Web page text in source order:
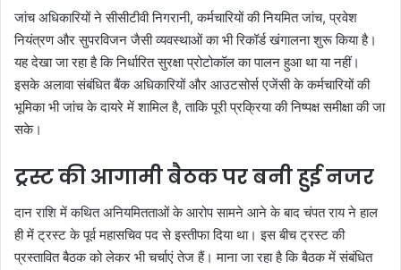
जांच अधिकारियों ने सीसीटीवी निगरानी, कर्मचारियों की नियमित जांच, प्रवेश
नियंत्रण और सुपरविजन जैसी व्यवस्थाओं का भी रिकॉर्ड खंगालना शुरू किया है।
यह देखा जा रहा है कि निर्धारित सुरक्षा प्रोटोकॉल का पालन हुआ था या नहीं।
इसके अलावा संबंधित बैंक अधिकारियों और आउटसोर्स एजेंसी के कर्मचारियों की
भूमिका भी जांच के दायरे में शामिल है, ताकि पूरी प्रक्रिया की निष्पक्ष समीक्षा की जा
सके।
ट्रस्ट की आगामी बैठक पर बनी हुई नजर
दान राशि में कथित अनियमितताओं के आरोप सामने आने के बाद चंपत राय ने हाल
ही में ट्रस्ट के पूर्व महासचिव पद से इस्तीफा दिया था। इस बीच ट्रस्ट की
प्रस्तावित बैठक को लेकर भी चर्चाएं तेज हैं। माना जा रहा है कि बैठक में संबंधित